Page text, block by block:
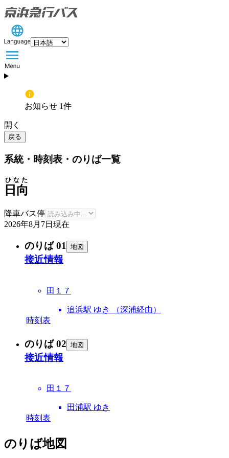
お知らせ 1件
開く
戻る
系統・時刻表・のりば一覧
日向
ひなた
降車バス停
2026年8月7日 現在
のりば 01 地図
接近情報
田１７
追浜駅 ゆき （深浦経由）
時刻表
のりば 02 地図
接近情報
田１７
田浦駅 ゆき
時刻表
のりば地図